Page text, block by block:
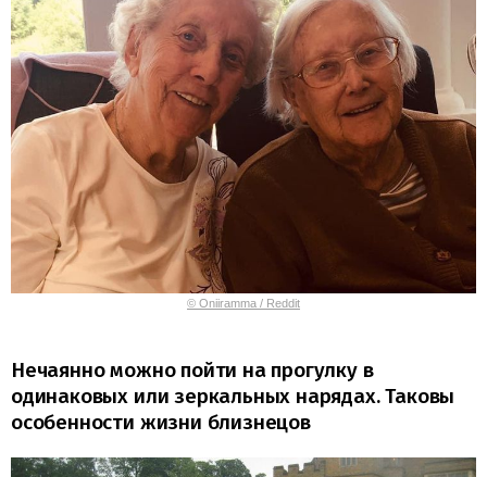
© Oniiramma / Reddit
Нечаянно можно пойти на прогулку в
одинаковых или зеркальных нарядах. Таковы
особенности жизни близнецов